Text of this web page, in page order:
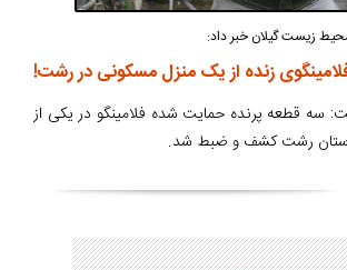
زيست گیلان خبر داد:
زنده از یک منزل مسکونی در رشت!
سه قطعه پرنده حمایت شده فلامینگو در یکی از
رشت کشف و ضبط شد.